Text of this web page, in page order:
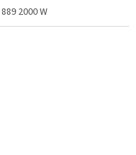
2000 W